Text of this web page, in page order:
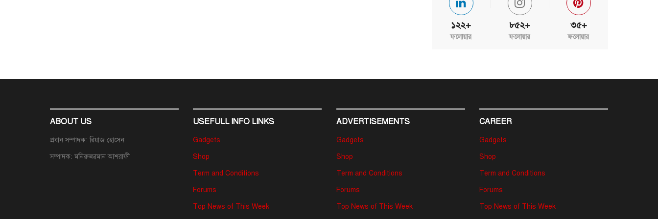
১২২+
ফলোয়ার
৮৫২+
ফলোয়ার
৩৫+
ফলোয়ার
ABOUT US
প্রধান সম্পাদক: রিয়াজ হোসেন
সম্পাদক: মনিরুজ্জামান আশরাফী
USEFULL INFO LINKS
Gadgets
Shop
Term and Conditions
Forums
Top News of This Week
ADVERTISEMENTS
Gadgets
Shop
Term and Conditions
Forums
Top News of This Week
CAREER
Gadgets
Shop
Term and Conditions
Forums
Top News of This Week